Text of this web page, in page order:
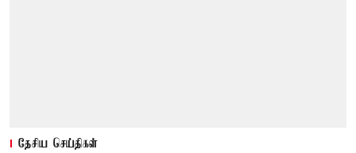
தேசிய செய்திகள்